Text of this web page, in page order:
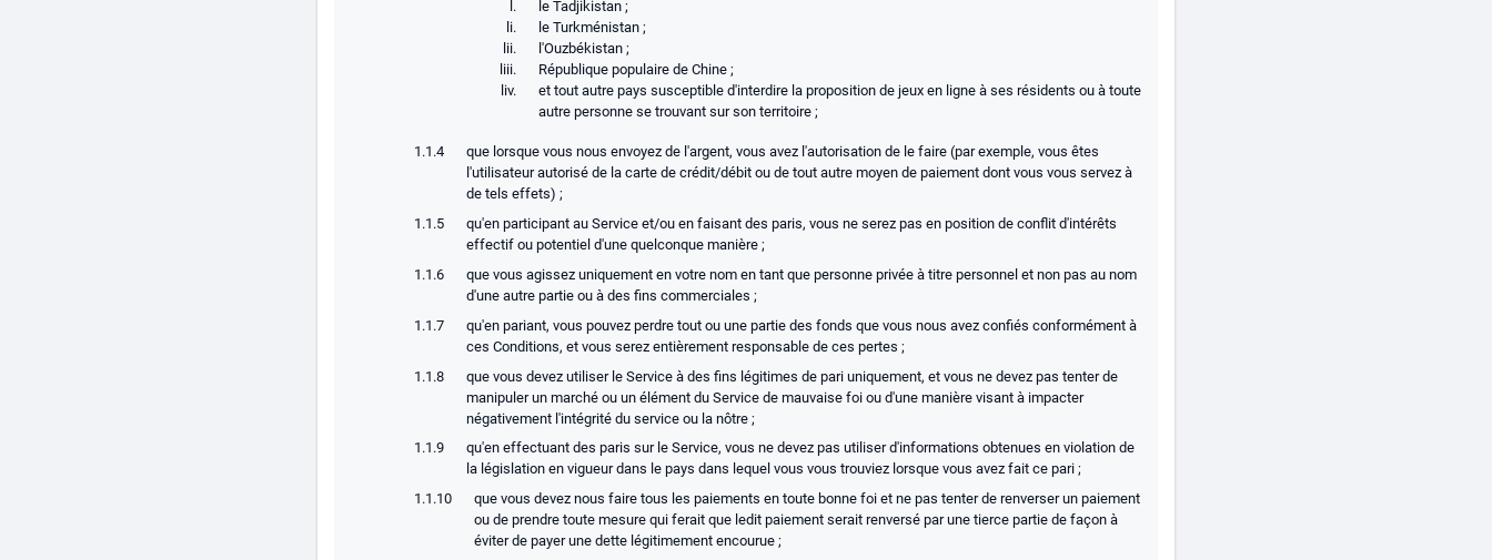
le Tadjikistan ;
le Turkménistan ;
l'Ouzbékistan ;
République populaire de Chine ;
et tout autre pays susceptible d'interdire la proposition de jeux en ligne à ses résidents ou à toute
autre personne se trouvant sur son territoire ;
que lorsque vous nous envoyez de l'argent, vous avez l'autorisation de le faire (par exemple, vous êtes
l'utilisateur autorisé de la carte de crédit/débit ou de tout autre moyen de paiement dont vous vous servez à
de tels effets) ;
qu'en participant au Service et/ou en faisant des paris, vous ne serez pas en position de conflit d'intérêts
effectif ou potentiel d'une quelconque manière ;
que vous agissez uniquement en votre nom en tant que personne privée à titre personnel et non pas au nom
d'une autre partie ou à des fins commerciales ;
qu'en pariant, vous pouvez perdre tout ou une partie des fonds que vous nous avez confiés conformément à
ces Conditions, et vous serez entièrement responsable de ces pertes ;
que vous devez utiliser le Service à des fins légitimes de pari uniquement, et vous ne devez pas tenter de
manipuler un marché ou un élément du Service de mauvaise foi ou d'une manière visant à impacter
négativement l'intégrité du service ou la nôtre ;
qu'en effectuant des paris sur le Service, vous ne devez pas utiliser d'informations obtenues en violation de
la législation en vigueur dans le pays dans lequel vous vous trouviez lorsque vous avez fait ce pari ;
que vous devez nous faire tous les paiements en toute bonne foi et ne pas tenter de renverser un paiement
ou de prendre toute mesure qui ferait que ledit paiement serait renversé par une tierce partie de façon à
éviter de payer une dette légitimement encourue ;